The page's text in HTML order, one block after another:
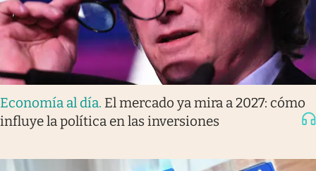
Economía al día. El mercado ya mira a 2027: cómo
influye la política en las inversiones